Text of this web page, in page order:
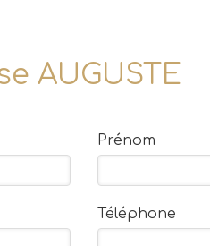
AUGUSTE
Prénom
Téléphone